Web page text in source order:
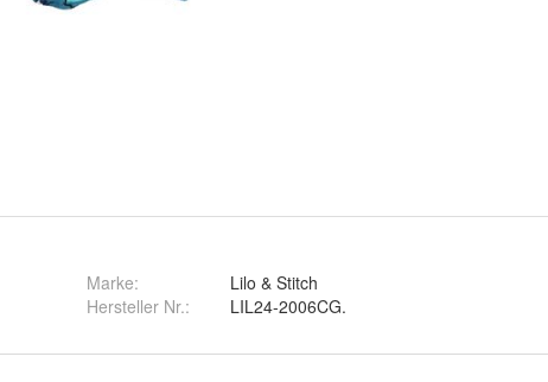
Marke:
Lilo & Stitch
Hersteller Nr.:
LIL24-2006CG.